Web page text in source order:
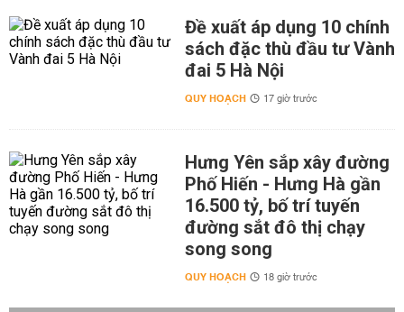
Đề xuất áp dụng 10 chính
sách đặc thù đầu tư Vành
đai 5 Hà Nội
QUY HOẠCH 17 giờ trước
Hưng Yên sắp xây đường
Phố Hiến - Hưng Hà gần
16.500 tỷ, bố trí tuyến
đường sắt đô thị chạy
song song
QUY HOẠCH 18 giờ trước